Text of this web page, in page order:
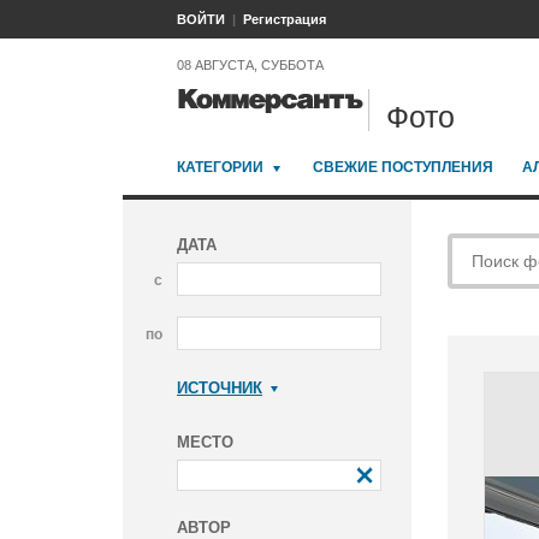
ВОЙТИ Регистрация
08 АВГУСТА, СУББОТА
Фото
КАТЕГОРИИ СВЕЖИЕ ПОСТУПЛЕНИЯ
ДАТА
с
по
ИСТОЧНИК
МЕСТО
АВТОР